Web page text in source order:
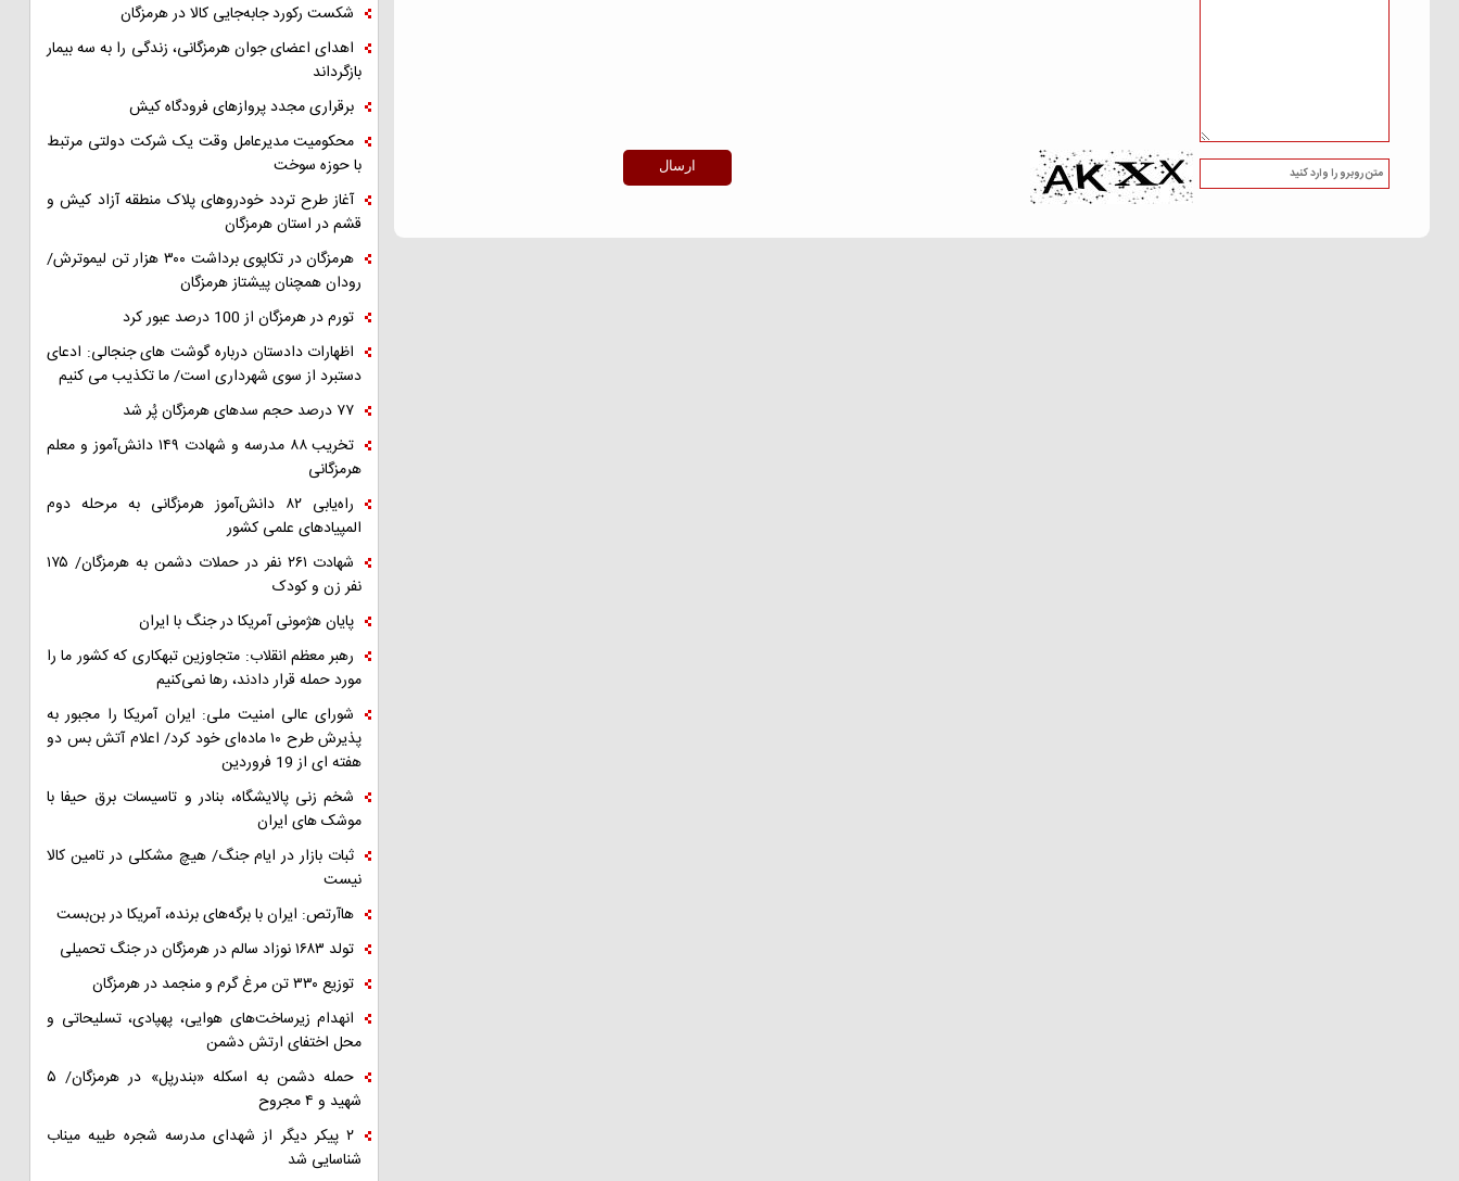
شکست رکورد جابه‌جایی کالا در هرمزگان
اهدای اعضای جوان هرمزگانی، زندگی را به سه بیمار
بازگرداند
برقراری مجدد پروازهای فرودگاه کیش
محکومیت مدیرعامل وقت یک شرکت دولتی مرتبط
با حوزه سوخت
آغاز طرح تردد خودروهای پلاک منطقه آزاد کیش و
قشم در استان هرمزگان
هرمزگان در تکاپوی برداشت ۳۰۰ هزار تن لیموترش/
رودان همچنان پیشتاز هرمزگان
تورم در هرمزگان از 100 درصد عبور کرد
اظهارات دادستان درباره گوشت های جنجالی: ادعای
دستبرد از سوی شهرداری است/ ما تکذیب می کنیم
۷۷ درصد حجم سدهای هرمزگان پُر شد
تخریب ۸۸ مدرسه و شهادت ۱۴۹ دانش‌آموز و معلم
هرمزگانی
راه‌یابی ۸۲ دانش‌آموز هرمزگانی به مرحله دوم
المپیادهای علمی کشور
شهادت ۲۶۱ نفر در حملات دشمن به هرمزگان/ ۱۷۵
نفر زن و کودک
پایان هژمونی آمریکا در جنگ با ایران
رهبر معظم انقلاب: متجاوزین تبهکاری که کشور ما را
مورد حمله قرار دادند، رها نمی‌کنیم
شورای عالی امنیت ملی: ایران آمریکا را مجبور به
پذیرش طرح ۱۰ ماده‌ای خود کرد/ اعلام آتش بس دو
هفته ای از 19 فروردین
شخم زنی پالایشگاه، بنادر و تاسیسات برق حیفا با
موشک های ایران
ثبات بازار در ایام جنگ/ هیچ مشکلی در تامین کالا
نیست
هاآرتص: ایران با برگه‌های برنده، آمریکا در بن‌بست
تولد ۱۶۸۳ نوزاد سالم در هرمزگان در جنگ تحمیلی
توزیع ۳۳۰ تن مرغ گرم و منجمد در هرمزگان
انهدام زیرساخت‌های هوایی، پهپادی، تسلیحاتی و
محل اختفای ارتش دشمن
حمله دشمن به اسکله «بندرپل» در هرمزگان/ ۵
شهید و ۴ مجروح
۲ پیکر دیگر از شهدای مدرسه شجره طیبه میناب
شناسایی شد